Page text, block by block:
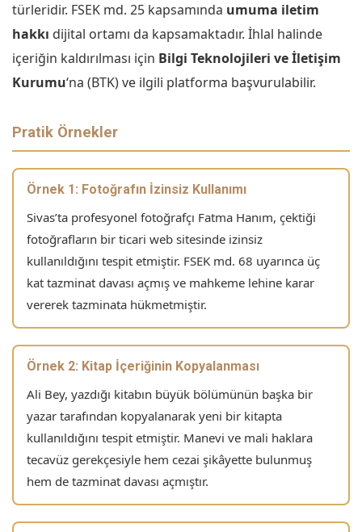
türleridir. FSEK md. 25 kapsamında umuma iletim
hakkı dijital ortamı da kapsamaktadır. İhlal halinde
içeriğin kaldırılması için Bilgi Teknolojileri ve İletişim
Kurumu‘na (BTK) ve ilgili platforma başvurulabilir.
Pratik Örnekler
Örnek 1: Fotoğrafın İzinsiz Kullanımı
Sivas’ta profesyonel fotoğrafçı Fatma Hanım, çektiği
fotoğrafların bir ticari web sitesinde izinsiz
kullanıldığını tespit etmiştir. FSEK md. 68 uyarınca üç
kat tazminat davası açmış ve mahkeme lehine karar
vererek tazminata hükmetmiştir.
Örnek 2: Kitap İçeriğinin Kopyalanması
Ali Bey, yazdığı kitabın büyük bölümünün başka bir
yazar tarafından kopyalanarak yeni bir kitapta
kullanıldığını tespit etmiştir. Manevi ve mali haklara
tecavüz gerekçesiyle hem cezai şikâyette bulunmuş
hem de tazminat davası açmıştır.